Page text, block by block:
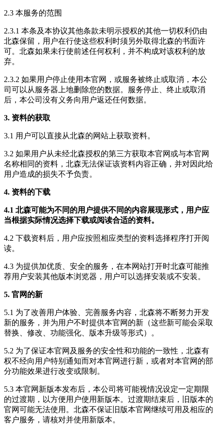
2.3 本服务的范围
2.3.1 本条及本协议其他条款未明示授权的其他一切权利仍由
北森保留，用户在行使这些权利时须另外取得北森的书面许
可。北森如果未行使前述任何权利，并不构成对该权利的放
弃。
2.3.2 如果用户停止使用本官网，或服务被终止或取消，本公
司可以从服务器上地删除您的数据。服务停止、终止或取消
后，本公司没有义务向用户返还任何数据。
3. 资料的获取
3.1 用户可以直接从北森的网站上获取资料。
3.2 如果用户从未经北森授权的第三方获取本官网或与本官网
名称相同的资料，北森无法保证该资料内容正确，并对因此给
用户造成的损失不予负责。
4. 资料的下载
4.1 北森可能为不同的用户提供不同的内容展现形式，用户应
当根据实际情况选择下载或阅读合适的资料。
4.2 下载资料后，用户应按照相应类型的资料选择程序打开阅
读。
4.3 为提供加优质、安全的服务，在本网站打开时北森可能推
荐用户安装其他版本浏览器，用户可以选择安装或不安装。
5. 官网的新
5.1 为了改善用户体验、完善服务内容，北森将不断努力开发
新的服务，并为用户不时提供本官网的新（这些新可能会采取
替换、修改、功能强化、版本升级等形式）。
5.2 为了保证本官网及服务的安全性和功能的一致性，北森有
权不经向用户特别通知而对本官网进行新，或者对本官网的部
分功能效果进行改变或限制。
5.3 本官网新版本发布后，本公司将可能视情况设定一定期限
的过渡期，以方便用户使用新版本。过渡期结束后，旧版本的
官网可能无法使用。北森不保证旧版本官网继续可用及相应的
客户服务，请核对并使用新版本。